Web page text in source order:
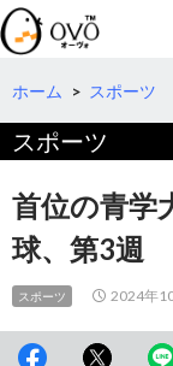
検
索
コ
テ
へ
移
ホーム > スポーツ
スポーツ
首位の青学
球、第3週
スポーツ 2024年